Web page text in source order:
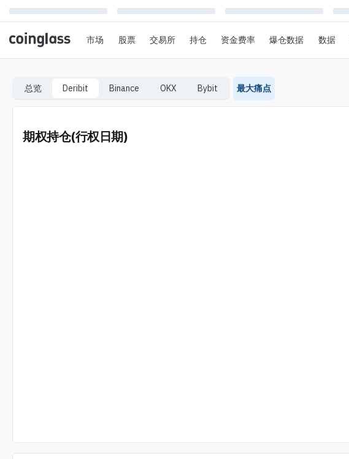
市场 股票 交易所 持仓 资金费率 爆仓数据 数据
总览 Deribit Binance OKX Bybit 最大痛点
期权持仓(行权日期)